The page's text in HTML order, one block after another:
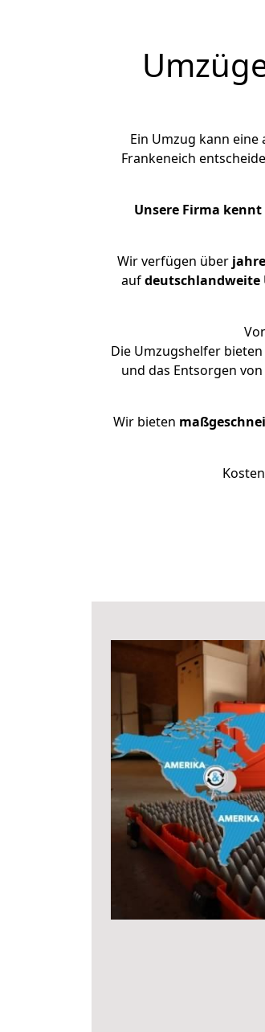
Ein Umzug kann
Frankeneich
Unsere Firma
Wir verfügen über
aufdeutschlandweite
Die Umzugshelfer
und das Entsorgen
Wir bieten